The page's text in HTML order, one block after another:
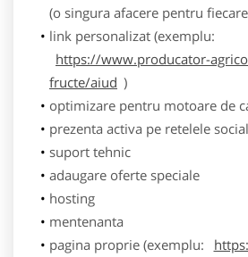
(o singura afacere pentru
link personalizat (exemplu:
https://www.producator-
fructe/aiud )
optimizare pentru motoare de
prezenta activa pe retelele
suport tehnic
adaugare oferte speciale
hosting
mentenanta
pagina proprie (exemplu: